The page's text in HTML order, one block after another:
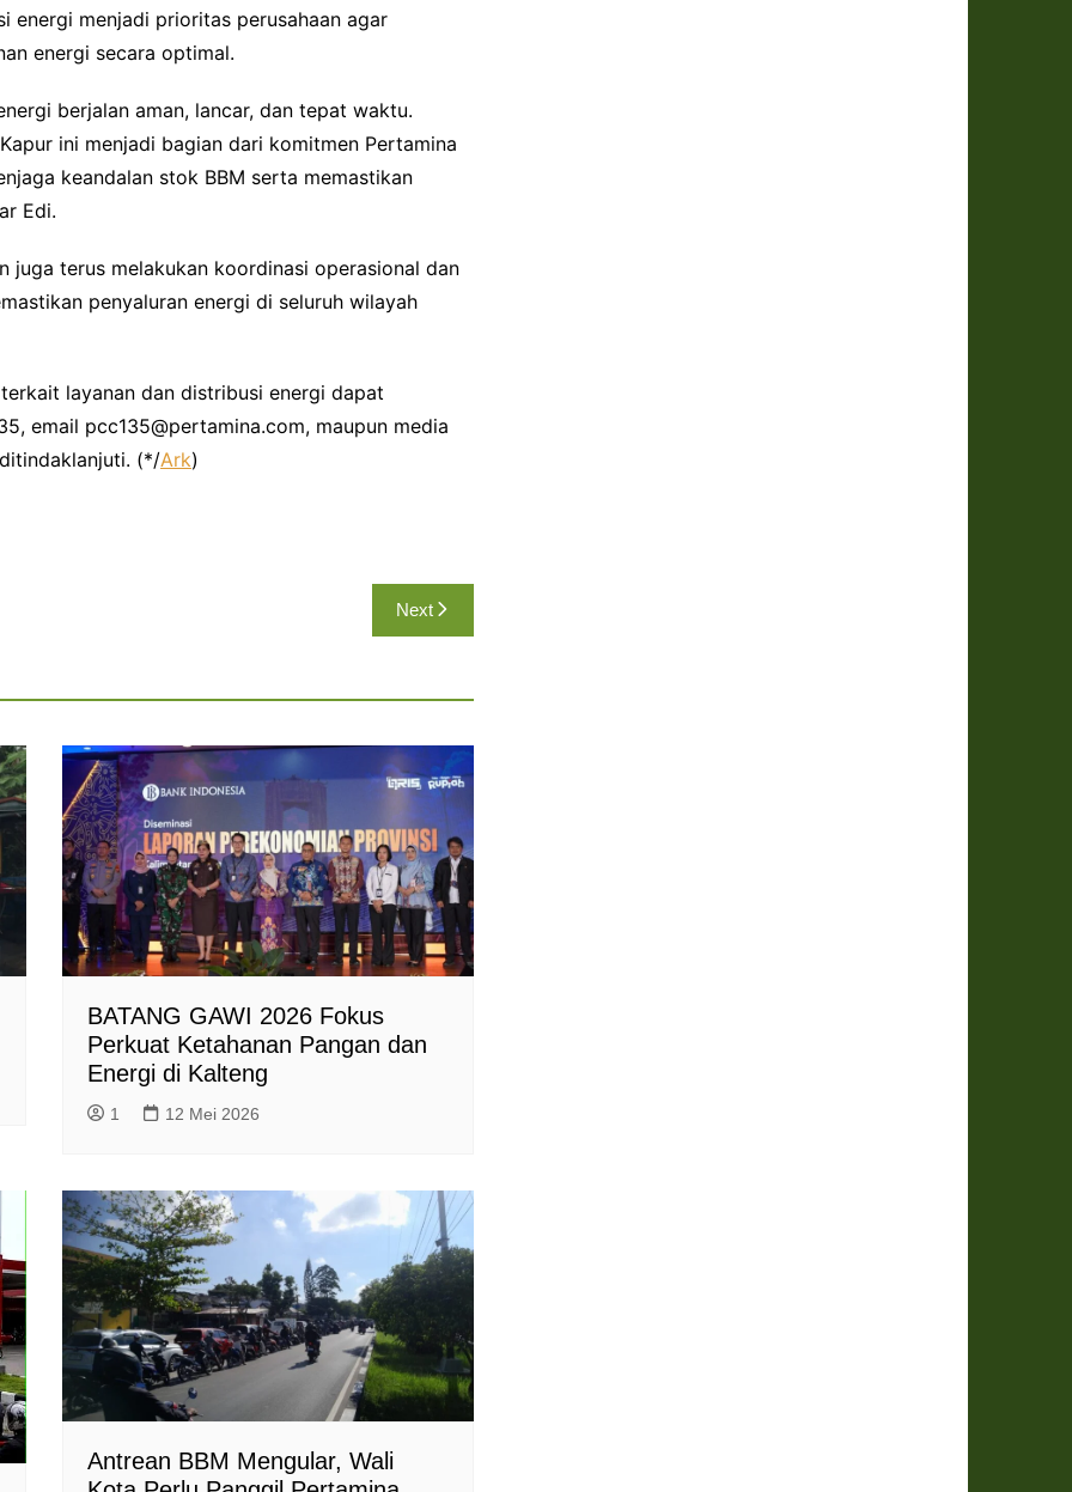
energi menjadi prioritas perusahaan agar
energi secara optimal.
berjalan aman, lancar, dan tepat waktu.
ini menjadi bagian dari komitmen Pertamina
keandalan stok BBM serta memastikan
Edi.
juga terus melakukan koordinasi operasional dan
penyaluran energi di seluruh wilayah
layanan dan distribusi energi dapat
email pcc135@pertamina.com, maupun media
(*/Ark)
Next
BATANG GAWI 2026 Fokus
Perkuat Ketahanan Pangan dan
Energi di Kalteng
1 12 Mei 2026
Antrean BBM Mengular, Wali